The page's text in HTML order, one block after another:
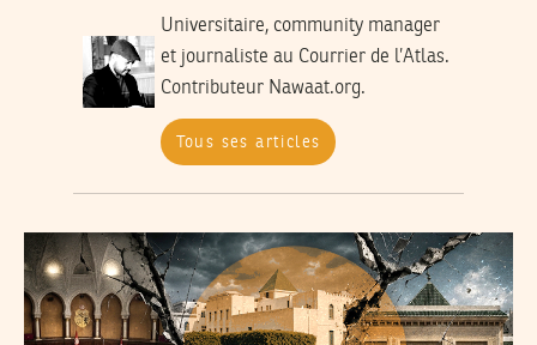
Universitaire, community manager
et journaliste au Courrier de l’Atlas.
Contributeur Nawaat.org.
Tous ses articles